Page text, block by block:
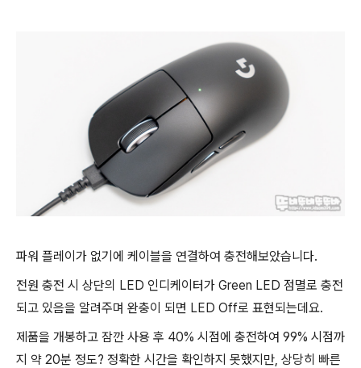
파워 플레이가 없기에 케이블을 연결하여 충전해보았습니다.
전원 충전 시 상단의 LED 인디케이터가 Green LED 점멸로 충전
되고 있음을 알려주며 완충이 되면 LED Off로 표현되는데요.
제품을 개봉하고 잠깐 사용 후 40% 시점에 충전하여 99% 시점까
지 약 20분 정도? 정확한 시간을 확인하지 못했지만, 상당히 빠른